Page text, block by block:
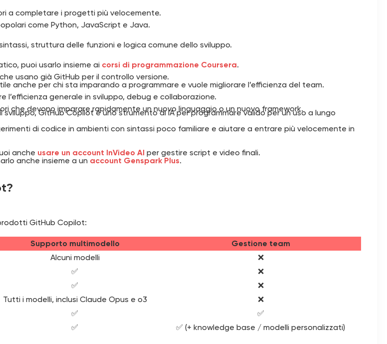
a completare i progetti più velocemente.
come Python, JavaScript e Java.
struttura delle funzioni e logica comune dello sviluppo.
puoi usarlo insieme ai corsi di programmazione Coursera.
usano già GitHub per il controllo versione.
l’efficienza generale in sviluppo, debug e collaborazione.
che devono imparare rapidamente un nuovo linguaggio o un nuovo framework.
di codice in ambienti con sintassi poco familiare e aiutare a entrare più velocemente in
anche insieme a un account Genspark Plus.
anche per chi sta imparando a programmare e vuole migliorare l’efficienza del team.
GitHub Copilot è uno strumento di IA per programmare valido per un uso a lungo
anche usare un account InVideo AI per gestire script e video finali.
GitHub Copilot:
Supporto multimodello
Gestione team
Alcuni modelli
❌
✅
❌
✅
❌
Tutti i modelli, inclusi Claude Opus e o3
❌
✅
✅
✅ ✅ (+ knowledge base / modelli personalizzati)